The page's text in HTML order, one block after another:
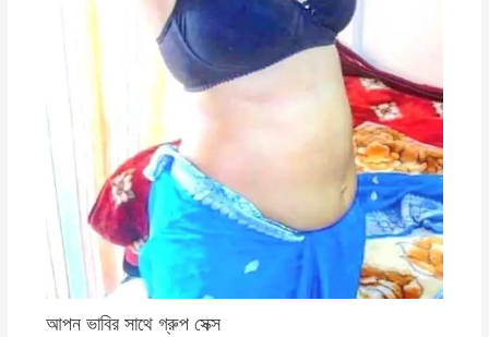
আপন ভাবির সাথে গ্রুপ সেক্স